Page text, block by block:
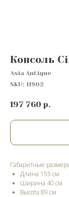
Консоль
Asia Antique
SKU: 11902
197 760 р.
Габаритные
Длина 155 см
Ширина 40 см
Высота 89 cм